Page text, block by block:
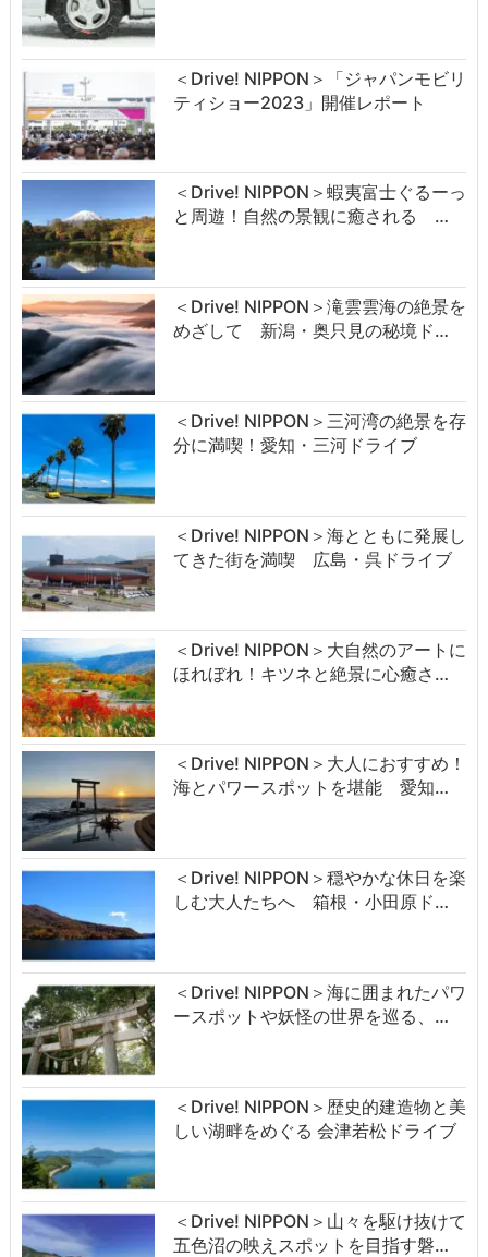
＜Drive! NIPPON＞「ジャパンモビリ
ティショー2023」開催レポート
＜Drive! NIPPON＞蝦夷富士ぐるーっ
と周遊！自然の景観に癒される …
＜Drive! NIPPON＞滝雲雲海の絶景を
めざして 新潟・奥只見の秘境ド…
＜Drive! NIPPON＞三河湾の絶景を存
分に満喫！愛知・三河ドライブ
＜Drive! NIPPON＞海とともに発展し
てきた街を満喫 広島・呉ドライブ
＜Drive! NIPPON＞大自然のアートに
ほれぼれ！キツネと絶景に心癒さ…
＜Drive! NIPPON＞大人におすすめ！
海とパワースポットを堪能 愛知…
＜Drive! NIPPON＞穏やかな休日を楽
しむ大人たちへ 箱根・小田原ド…
＜Drive! NIPPON＞海に囲まれたパワ
ースポットや妖怪の世界を巡る、…
＜Drive! NIPPON＞歴史的建造物と美
しい湖畔をめぐる 会津若松ドライブ
＜Drive! NIPPON＞山々を駆け抜けて
五色沼の映えスポットを目指す磐…